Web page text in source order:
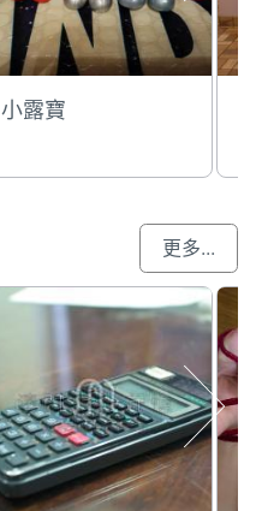
小露寶
更多...